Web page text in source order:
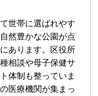
世帯に選ばれやす
然豊かな公園が点
あります。区役所
相談や母子保健サ
体制も整っていま
医療機関が集まっ